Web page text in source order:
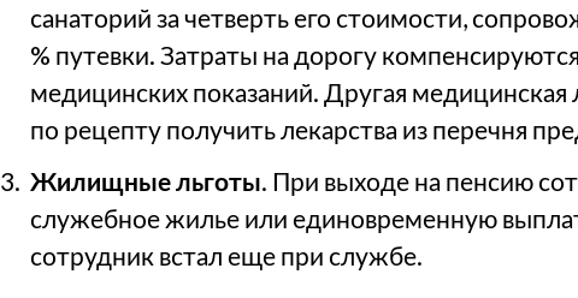
санаторий за четверть его стоимости,
% путевки. Затраты на дорогу
медицинских показаний. Другая
по рецепту получить лекарства из перечня
Жилищные льготы. При выходе на пенсию
служебное жилье или единовременную
сотрудник встал еще при службе.